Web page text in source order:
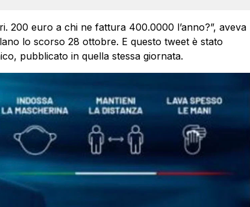
200 euro a chi ne fattura 400.0000 l’anno?”, aveva
lo scorso 28 ottobre. E questo tweet è stato
pubblicato in quella stessa giornata.